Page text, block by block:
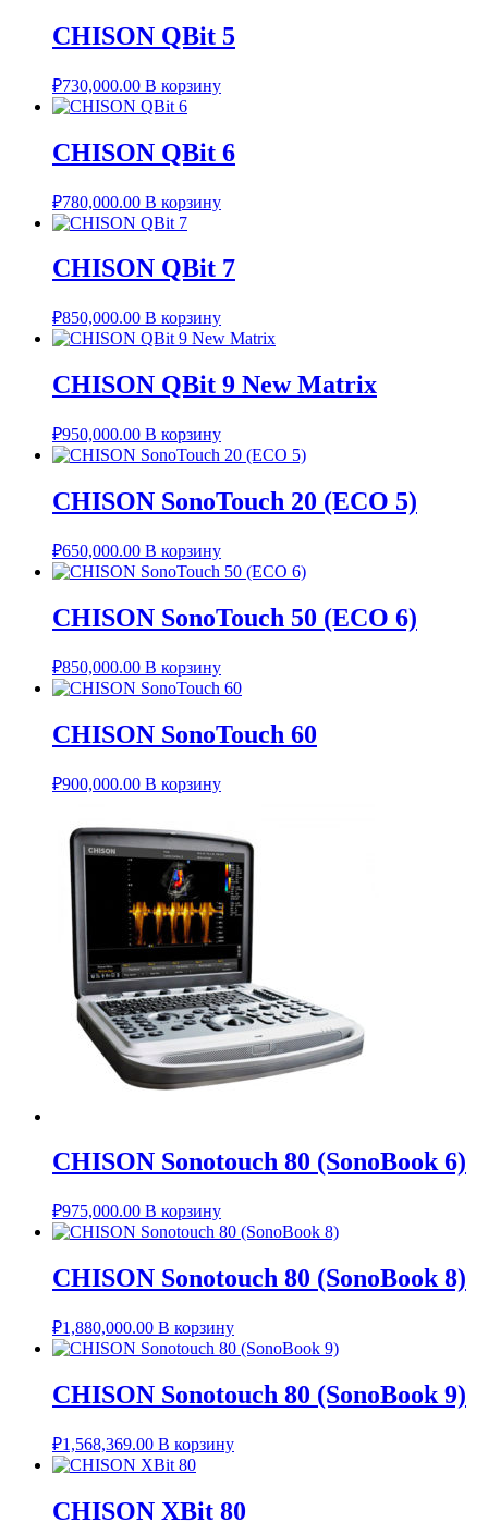
CHISON QBit 5
₽730,000.00 В корзину
CHISON QBit 6
₽780,000.00 В корзину
CHISON QBit 7
₽850,000.00 В корзину
CHISON QBit 9 New Matrix
₽950,000.00 В корзину
CHISON SonoTouch 20 (ECO 5)
₽650,000.00 В корзину
CHISON SonoTouch 50 (ECO 6)
₽850,000.00 В корзину
CHISON SonoTouch 60
₽900,000.00 В корзину
CHISON Sonotouch 80 (SonoBook 6)
₽975,000.00 В корзину
CHISON Sonotouch 80 (SonoBook 8)
₽1,880,000.00 В корзину
CHISON Sonotouch 80 (SonoBook 9)
₽1,568,369.00 В корзину
CHISON XBit 80